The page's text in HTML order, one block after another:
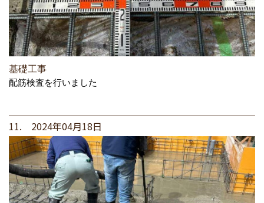
基礎工事
配筋検査を行いました
11. 2024年04月18日